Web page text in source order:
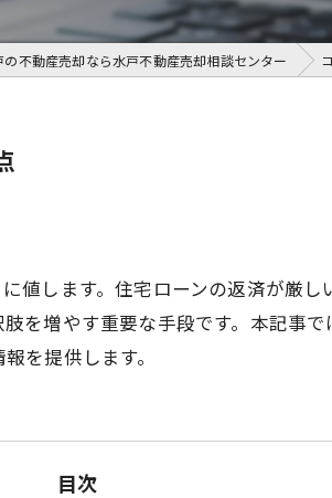
の不動産売却なら水戸不動産売却相談センター
値します。住宅ローンの返済が厳
を増やす重要な手段です。本記事
を提供します。
目次